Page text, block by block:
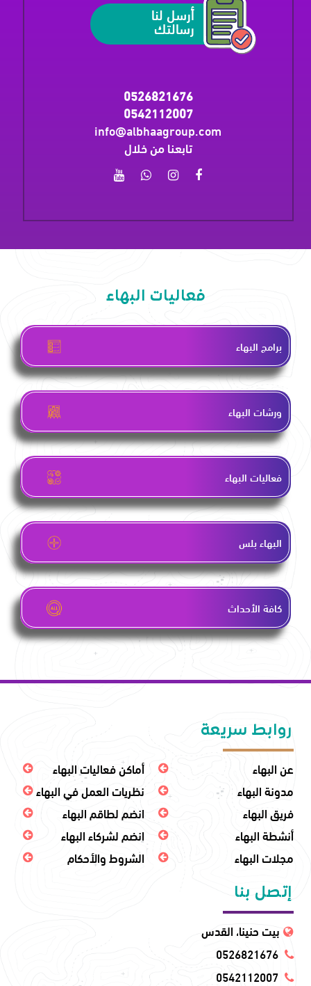
أرسل لنا
رسالتك
0526821676
0542112007
info@albhaagroup.com
تابعنا من خلال
فعاليات البهاء
برامج البهاء
ورشات البهاء
فعاليات البهاء
البهاء بلس
كافة الأحداث
روابط سريعة
عن البهاء
مدونة البهاء
فريق البهاء
أنشطة البهاء
مجلات البهاء
أماكن فعاليات البهاء
نظريات العمل في البهاء
انضم لطاقم البهاء
انضم لشركاء البهاء
الشروط والأحكام
إتصل بنا
بيت حنينا، القدس
0526821676
0542112007